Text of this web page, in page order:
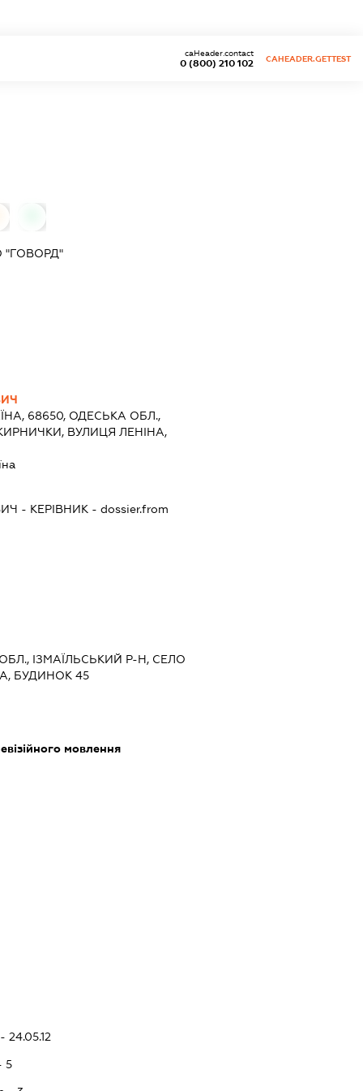
0 (800) 210 102
caHeader.contact
CAHEADER.GETTEST
"ГОВОРД"
68650, ОДЕСЬКА ОБЛ.,
ВУЛИЦЯ ЛЕНІНА,
- КЕРІВНИК- dossier.from
ІЗМАЇЛЬСЬКИЙ Р-Н, СЕЛО
БУДИНОК 45
мовлення
5